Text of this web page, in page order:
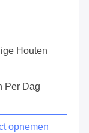
Houten
Per Dag
opnemen